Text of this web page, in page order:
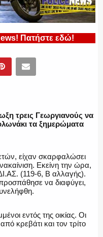
Πατήστε εδώ!
τρεις Γεωργιανούς να
τα ξημερώματα
είχαν σκαρφαλώσει
Εκείνη την ώρα,
(119-6, Β αλλαγής).
να διαφύγει,
εντός της οικίας. Οι
κρεβάτι και τον τρίτο